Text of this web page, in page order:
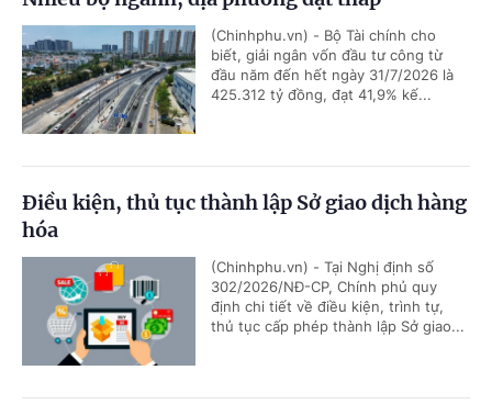
(Chinhphu.vn) - Bộ Tài chính cho
biết, giải ngân vốn đầu tư công từ
đầu năm đến hết ngày 31/7/2026 là
425.312 tỷ đồng, đạt 41,9% kế...
Điều kiện, thủ tục thành lập Sở giao dịch hàng
hóa
(Chinhphu.vn) - Tại Nghị định số
302/2026/NĐ-CP, Chính phủ quy
định chi tiết về điều kiện, trình tự,
thủ tục cấp phép thành lập Sở giao...